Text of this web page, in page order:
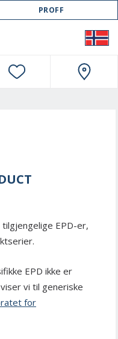
PROFF
EPD-er,
EPD ikke er
vi til generiske
for